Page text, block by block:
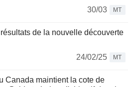
30/03
MT
de la nouvelle découverte
24/02/25
MT
Canada maintient la cote de